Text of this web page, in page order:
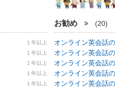
１年以上
１年以上
１年以上
１年以上
１年以上
お勧め (20)
オンライン英会話
オンライン英会話
オンライン英会話
オンライン英会話
オンライン英会話